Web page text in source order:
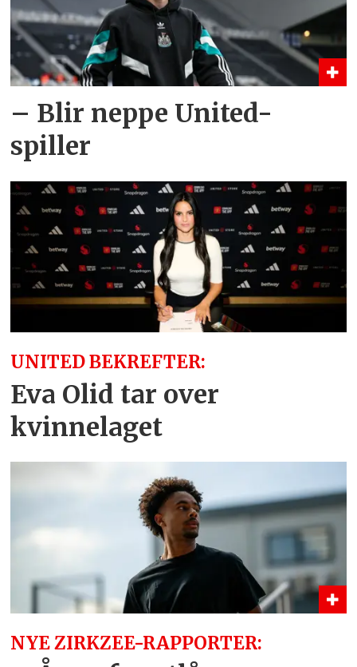
– Blir neppe United-
spiller
UNITED BEKREFTER:
Eva Olid tar over
kvinnelaget
NYE ZIRKZEE-RAPPORTER: